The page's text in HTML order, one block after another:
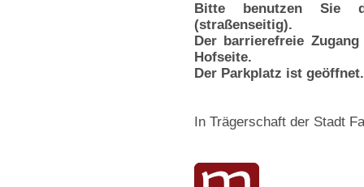
Bitte benutzen Sie
(straßenseitig).
Der barrierefreie
Hofseite.
Der Parkplatz ist geöffnet.
In Trägerschaft der Stadt